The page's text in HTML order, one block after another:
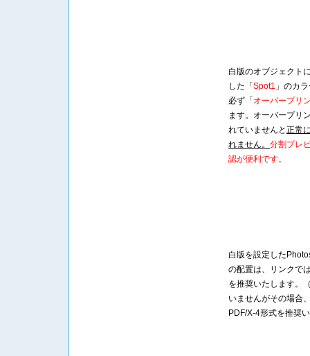
白版のオブジェクト
した「Spot1 」のカ
必ず「オーバープリ
ます。オーバープリ
れていませんと正常
れません。 分割プレ
認が便利です。
白版を設定した
の配置は、リンクで
を推奨いたします。
いませんがその場合
PDF/X-4形式を推奨